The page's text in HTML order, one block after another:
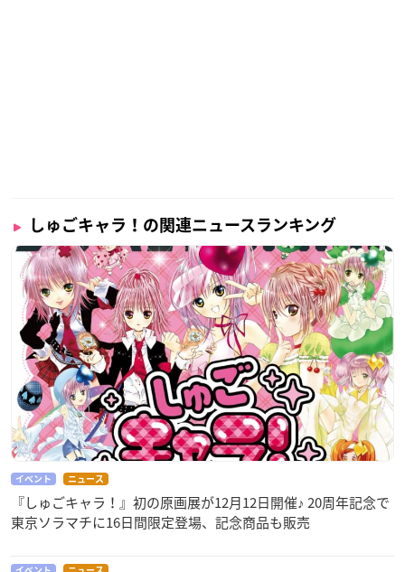
しゅごキャラ！の関連ニュースランキング
イベント ニュース
『しゅごキャラ！』初の原画展が12月12日開催♪ 20周年記念で
東京ソラマチに16日間限定登場、記念商品も販売